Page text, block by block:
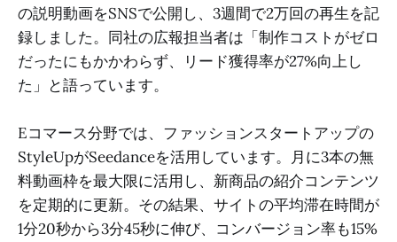
の説明動画をSNSで公開し、3週間で2万回の再生を記
録しました。同社の広報担当者は「制作コストがゼロ
だったにもかかわらず、リード獲得率が27%向上し
た」と語っています。
Eコマース分野では、ファッションスタートアップの
StyleUpがSeedanceを活用しています。月に3本の無
料動画枠を最大限に活用し、新商品の紹介コンテンツ
を定期的に更新。その結果、サイトの平均滞在時間が
1分20秒から3分45秒に伸び、コンバージョン率も15%